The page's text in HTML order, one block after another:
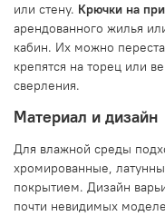
или стену. Крючки на
арендованного жилья
кабин. Их можно
крепятся на торец или
сверления.
Материал и дизайн
Для влажной среды
хромированные,
покрытием. Дизайн
почти невидимых